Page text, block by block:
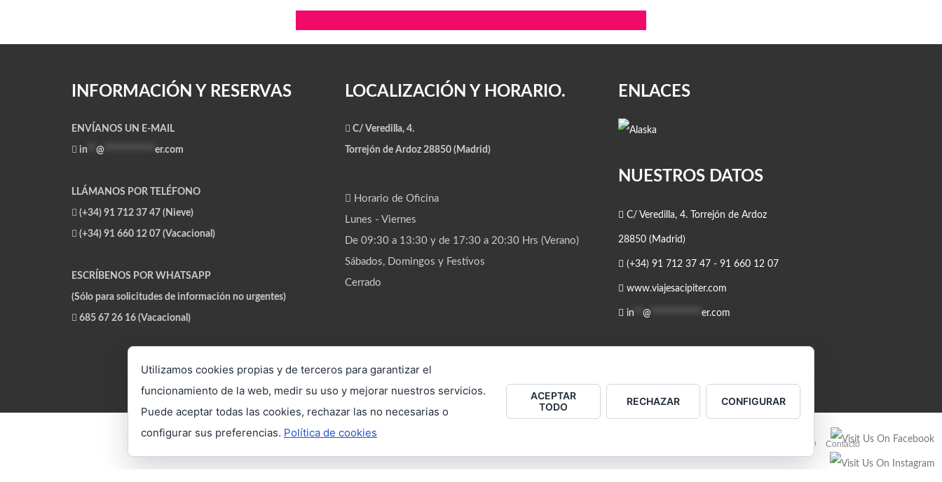
INFORMACIÓN Y RESERVAS
ENVÍANOS UN E-MAIL
in @ er.com
LLÁMANOS POR TELÉFONO
(+34) 91 712 37 47 (Nieve)
(+34) 91 660 12 07 (Vacacional)
ESCRÍBENOS POR WHATSAPP
(Sólo para solicitudes de información no urgentes)
685 67 26 16 (Vacacional)
LOCALIZACIÓN Y HORARIO.
C/ Veredilla, 4.
Torrejón de Ardoz 28850 (Madrid)
Horario de Oficina
Lunes - Viernes
De 09:30 a 13:30 y de 17:30 a 20:30 Hrs (Verano)
Sábados, Domingos y Festivos
Cerrado
ENLACES
NUESTROS DATOS
C/ Veredilla, 4. Torrejón de Ardoz
28850 (Madrid)
(+34) 91 712 37 47 - 91 660 12 07
www.viajesacipiter.com
in @ er.com
Contacto
Utilizamos cookies propias y de terceros para garantizar el
funcionamiento de la web, medir su uso y mejorar nuestros servicios.
Puede aceptar todas las cookies, rechazar las no necesarias o
configurar sus preferencias. Política de cookies
ACEPTAR
TODO
RECHAZAR CONFIGURAR